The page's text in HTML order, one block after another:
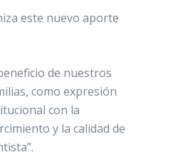
este nuevo aporte
de nuestros
como expresión
con la
y la calidad de